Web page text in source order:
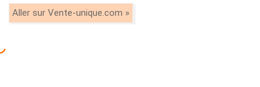
Aller sur Vente-unique.com »